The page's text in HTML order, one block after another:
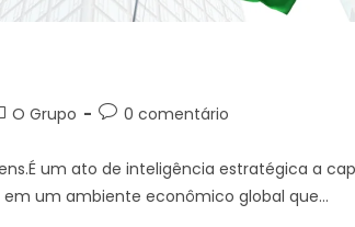
O Grupo 0 comentário
um ato de inteligência estratégica a
um ambiente econômico global que…